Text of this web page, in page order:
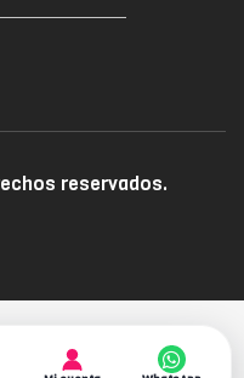
reservados.